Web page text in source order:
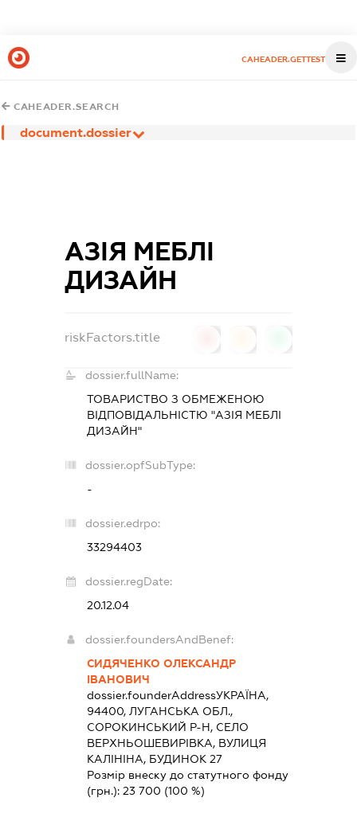
CAHEADER.GETTEST
CAHEADER.SEARCH
document.dossier
АЗІЯ МЕБЛІ
ДИЗАЙН
riskFactors.title
dossier.fullName:
ТОВАРИСТВО З ОБМЕЖЕНОЮ
ВІДПОВІДАЛЬНІСТЮ "АЗІЯ МЕБЛІ
ДИЗАЙН"
dossier.opfSubType:
-
dossier.edrpo:
33294403
dossier.regDate:
20.12.04
dossier.foundersAndBenef:
СИДЯЧЕНКО ОЛЕКСАНДР
ІВАНОВИЧ
dossier.founderAddressУКРАЇНА,
94400, ЛУГАНСЬКА ОБЛ.,
СОРОКИНСЬКИЙ Р-Н, СЕЛО
ВЕРХНЬОШЕВИРІВКА, ВУЛИЦЯ
КАЛІНІНА, БУДИНОК 27
Розмір внеску до статутного фонду
(грн.): 23 700 (100 %)